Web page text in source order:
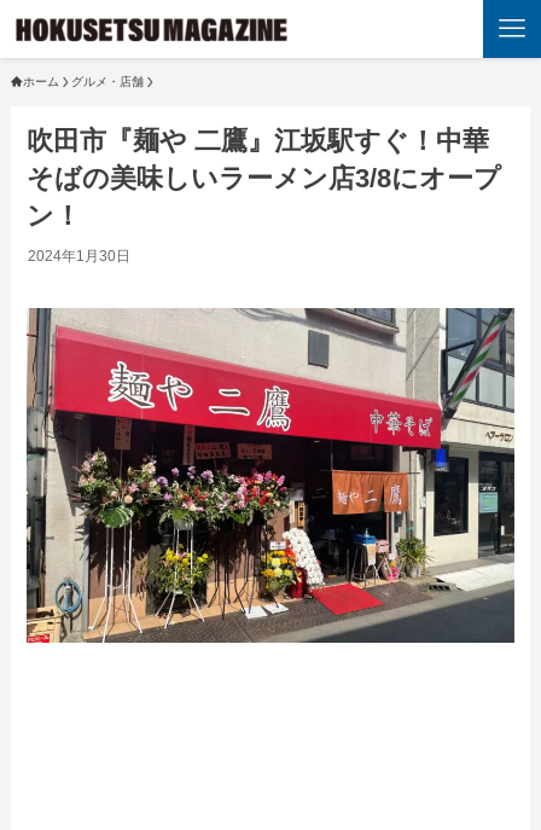
ホーム グルメ・店舗
吹田市『麺や 二鷹』江坂駅すぐ！中華
そばの美味しいラーメン店3/8にオープ
ン！
2024年1月30日